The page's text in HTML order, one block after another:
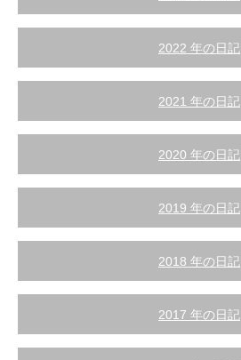
2022 年の日記
2021 年の日記
2020 年の日記
2019 年の日記
2018 年の日記
2017 年の日記